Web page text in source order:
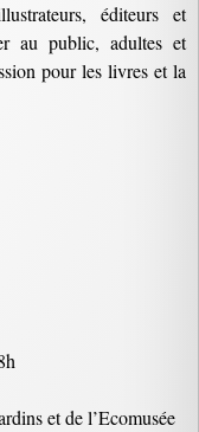
éditeurs et
au public, adultes et
pour les livres et la
et de l’Ecomusée